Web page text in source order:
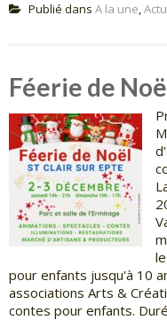
Publié dans A la une,
Féerie de
pour enfants jusqu'à 10
associations Arts &
contes pour enfants.